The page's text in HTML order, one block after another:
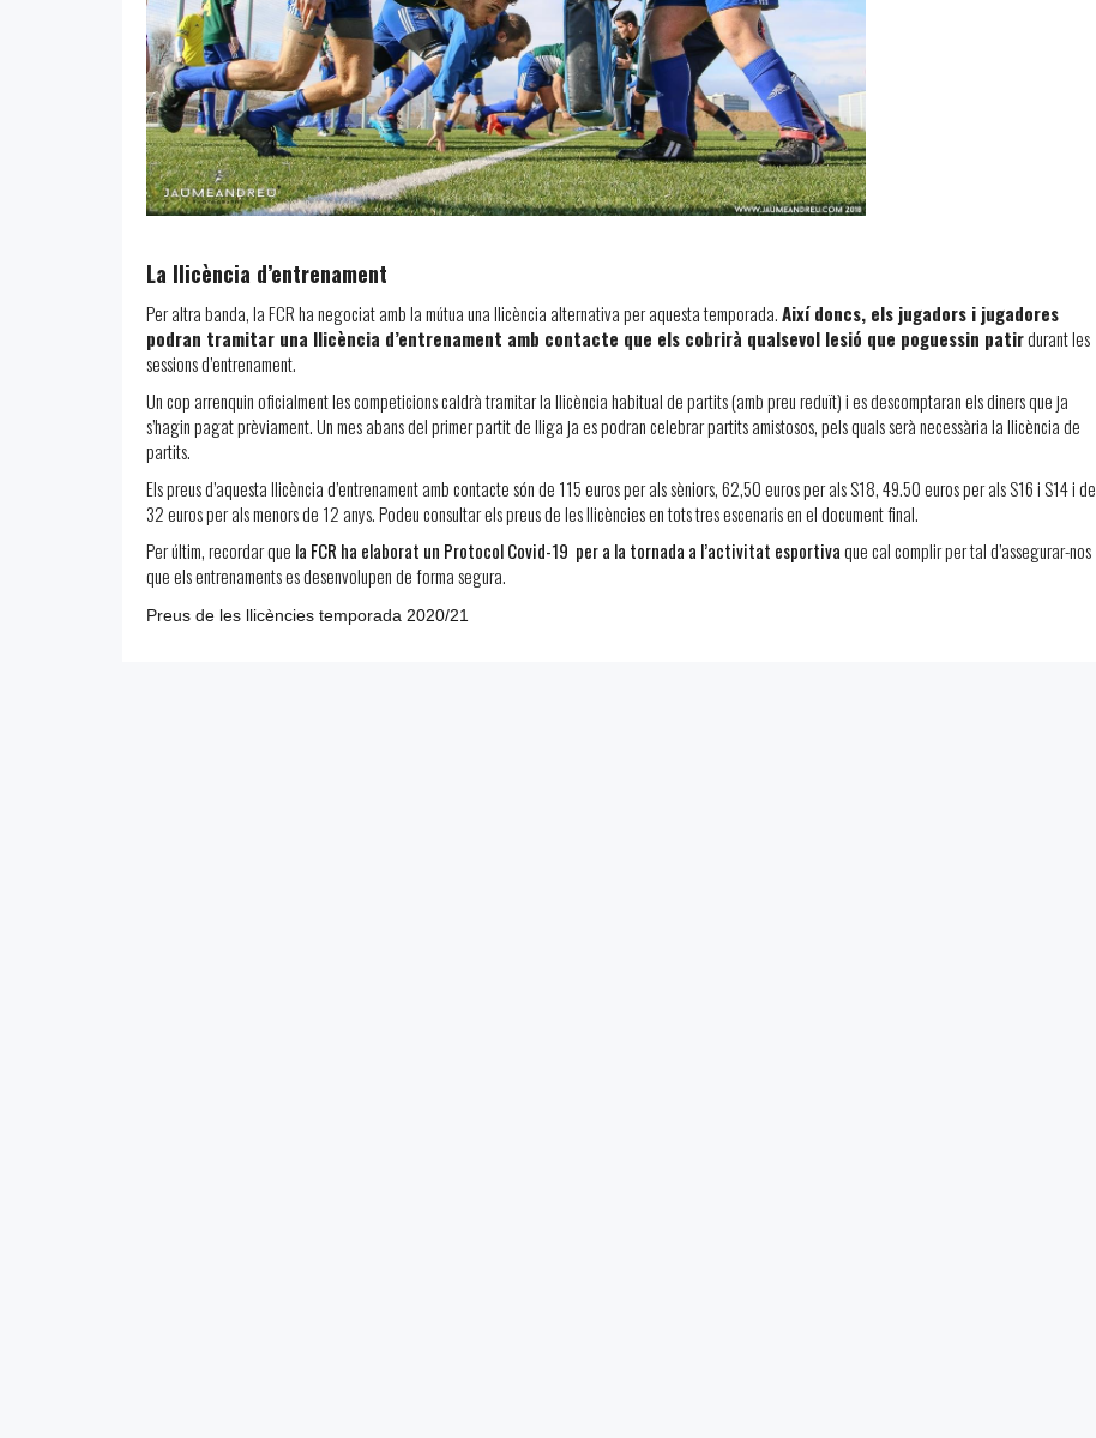
La llicència d’entrenament
Per altra banda, la FCR ha negociat amb la mútua una llicència alternativa per aquesta temporada.Així doncs, els jugadors i jugadores
podran tramitar una llicència d’entrenament amb contacte que els cobrirà qualsevol lesió que poguessin patirdurant les
sessions d’entrenament.
Un cop arrenquin oficialment les competicions caldrà tramitar la llicència habitual de partits (amb preu reduït) i es descomptaran els diners que ja
s’hagin pagat prèviament. Un mes abans del primer partit de lliga ja es podran celebrar partits amistosos, pels quals serà necessària la llicència de
partits.
Els preus d’aquesta llicència d’entrenament amb contacte són de 115 euros per als sèniors, 62,50 euros per als S18, 49.50 euros per als S16 i S14 i de
32 euros per als menors de 12 anys. Podeu consultar els preus de les llicències en tots tres escenaris en el document final.
Per últim, recordar que la FCR ha elaborat un Protocol Covid-19 per a la tornada a l’activitat esportivaque cal complir per tal d’assegurar-nos
que els entrenaments es desenvolupen de forma segura.
Preus de les llicències temporada 2020/21